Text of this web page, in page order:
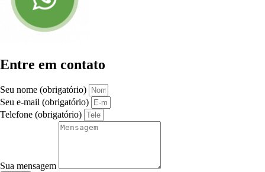
Entre em contato
Seu nome (obrigatório)
Seu e-mail (obrigatório)
Telefone (obrigatório)
Sua mensagem